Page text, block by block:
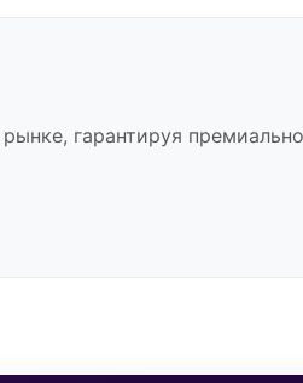
гарантируя